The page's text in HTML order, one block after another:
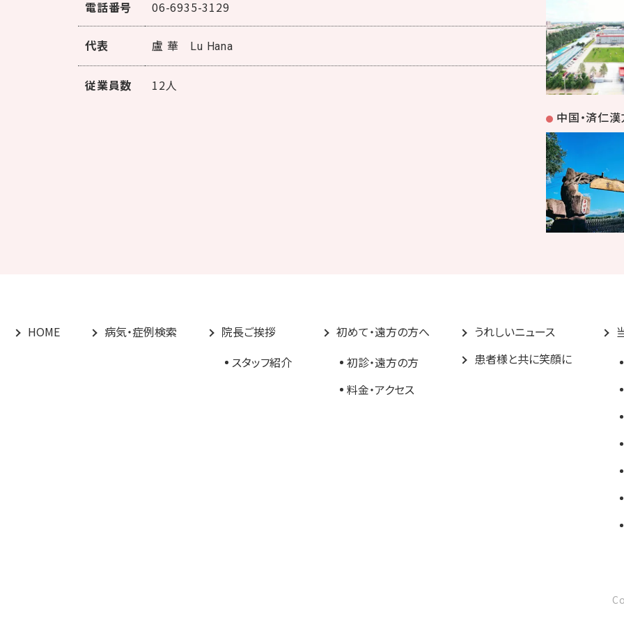
電話番号 06-6935-3129
代表 盧 華 Lu Hana
従業員数
12人
中国・済仁
HOME 病気・症例検索
院長ご挨拶
スタッフ紹介
初めて・遠方の方へ
初診・遠方の方
料金・アクセス
うれしいニュース
患者様と共に笑顔に